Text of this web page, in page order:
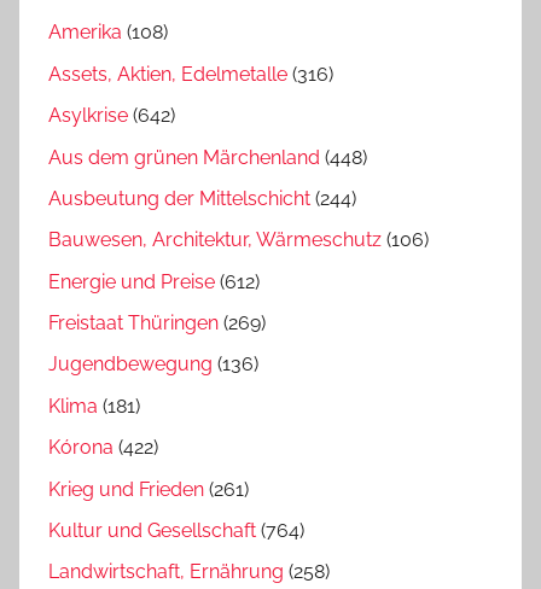
Amerika (108)
Assets, Aktien, Edelmetalle (316)
Asylkrise (642)
Aus dem grünen Märchenland (448)
Ausbeutung der Mittelschicht (244)
Bauwesen, Architektur, Wärmeschutz (106)
Energie und Preise (612)
Freistaat Thüringen (269)
Jugendbewegung (136)
Klima (181)
Kórona (422)
Krieg und Frieden (261)
Kultur und Gesellschaft (764)
Landwirtschaft, Ernährung (258)